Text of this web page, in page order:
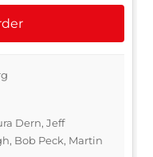
Dern, Jeff
Bob Peck, Martin